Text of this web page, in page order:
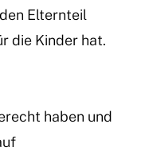
Elternteil
die Kinder hat.
haben und